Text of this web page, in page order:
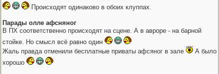
Происходят одинаково в обоих клуппах.
Парады олле афсняног
В ПХ соответственно происходят на сцене. А в авроре - на барной
стойке. Но смысл всё равно один
Жаль правда отменили бесплатные приваты афсяног в зале
А было
хорошо